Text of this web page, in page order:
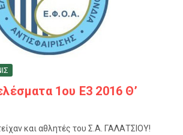
1ου Ε3 2016 Θ’
και αθλητές του Σ.Α. ΓΑΛΑΤΣΙΟΥ!